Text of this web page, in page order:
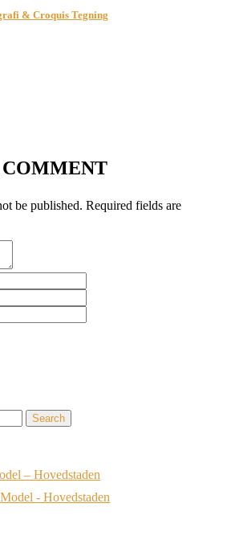
& Croquis Tegning
be published. Required fields are
Model – Hovedstaden